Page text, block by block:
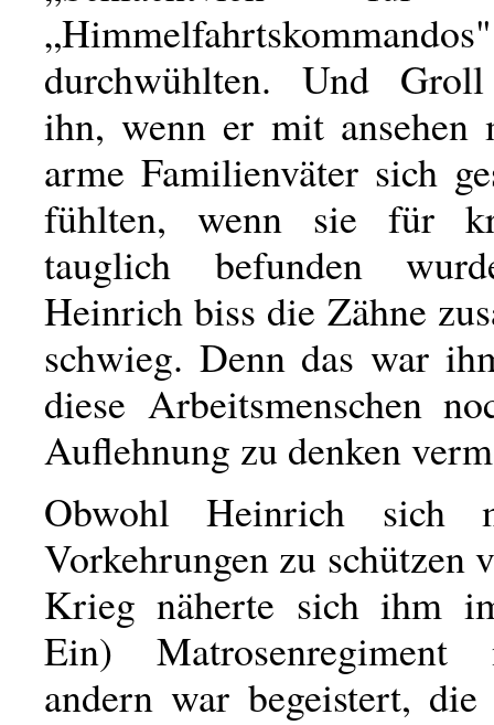
„Himmelfahrtskommandos"
durchwühlten. Und
ihn, wenn er mit ansehen
arme Familienväter sich
fühlten, wenn sie für
tauglich befunden
Heinrich biss die Zähne
schwieg. Denn das war
diese Arbeitsmenschen
Auflehnung zu denken
Obwohl Heinrich sich
Vorkehrungen zu schützen
Krieg näherte sich ihm
Ein) Matrosenregiment
andern war begeistert, die